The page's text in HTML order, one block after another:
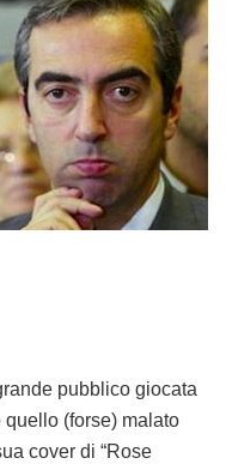
pubblico giocata
(forse) malato
cover di “Rose